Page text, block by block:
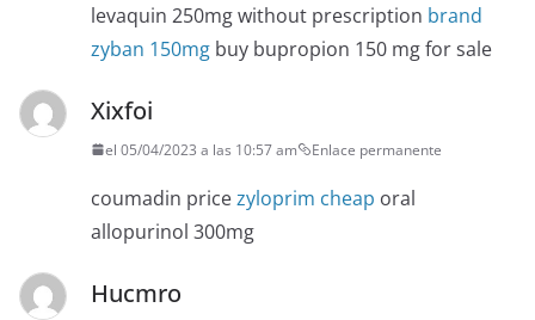
levaquin 250mg without prescription brand
zyban 150mg buy bupropion 150 mg for sale
Xixfoi
el 05/04/2023 a las 10:57 am Enlace permanente
coumadin pricezyloprim cheap oral
allopurinol 300mg
Hucmro